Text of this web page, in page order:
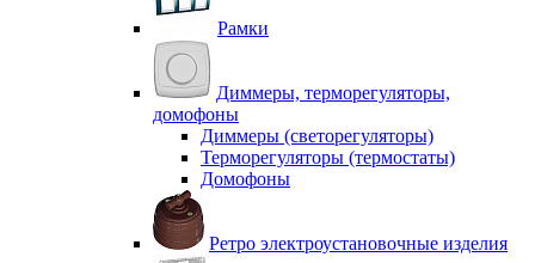
Рамки
Диммеры, терморегуляторы,
домофоны
Диммеры (светорегуляторы)
Терморегуляторы (термостаты)
Домофоны
Ретро электроустановочные изделия